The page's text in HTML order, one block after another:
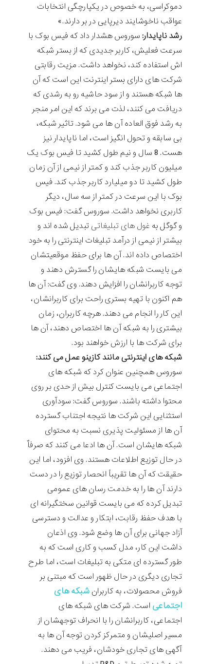
دموکراسی، به خصوص در یکپارچگی انتخابات
عواقب ناخوشایند دیرپایی در بر دارند.»
رشد ناپایدار: سوروس هشدار داد که فیس بوک با
سرعت فعلیش، کاربر جدیدی که از بستر شبکه
اش استفاده کند، نخواهد داشت. مزیت رقابتی
شرکت های دارای بستر اینترنت این است که آن
ها شبکه هستند و از سود حاشیه رو به رشدی که
دریافت می کنند، لذت می برند که این امر منجر
به رشد فوق العاده آن ها می شود. تاثیر شبکه،
بی سابقه و تحول انگیز است، اما ناپایدار نیز
هست. 8 سال و نیم طول کشید تا فیس بوک یک
میلیون کاربر جذب کند و کمتر از نیمی از آن زمان
طول کشید تا دو میلیارد کاربر جذب کند. فیس
بوک با این سرعت در کمتر از سه سال، دیگر
کاربری نخواهد داشت. سوروس گفت: فیس بوک
و گوگل به غول های تبلیغاتی تبدیل شده اند و
بیشتر از نیمی از درآمد تبلیغات اینترنتی را به خود
اختصاص داده اند. آن ها برای حفظ موقعیتشان
می بایست شبکه هایشان را گسترش دهند و
توجه کاربرانشان را افزایش دهند. وی گفت: آن ها
هم اکنون با تهیه بستری راحت برای کاربرانشان،
این کار را انجام می دهند. هرچه کاربران، زمان
بیشتری را به شبکه آن ها اختصاص دهند، آن ها
برای شرکت ها با ارزش خواهند بود.
شبکه های اینترنتی مانند کازینو عمل می کنند:
سوروس همچنین عنوان کرد که شبکه های
اجتماعی می بایست کنترل بیش از حدی بر روی
محتوا داشته باشند. سوروس گفت: سودآوری
استثنایی این شرکت ها نتیجه اجتناب گسترده
آن ها از مسئولیت پذیری نسبت به محتوای
شبکه هایشان است. آن ها ادعا می کنند که صرفاٌ
در حال توزیع اطلاعات هستند. وی افزود، اما این
حقیقت که آن ها تقریباً انحصار توزیع را در دست
دارند آن ها را به خدمت رسان های عمومی
تبدیل کرده که می بایست قوانین سختگیرانه ای
با هدف حفظ رقابت، ابتکار و عدالت و دسترسی
آزاد جهانی برای آن ها وضع شود. وی اذعان
داشت این کار، مدل کسب و کاری است که به
طور گسترده ای متکی به تبلیغات است، اما طرح
تجاری دیگری در حال ظهور است که مبتنی بر
فروش محصولات، به کاربران شبکه های
اجتماعی است. شرکت های شبکه های
اجتماعی، کاربرانشان را با انحراف توجهشان از
مسیر اصلیشان و متمرکز کردن توجه آن ها به
آگهی های تجاری خودشان، فریب می دهند.